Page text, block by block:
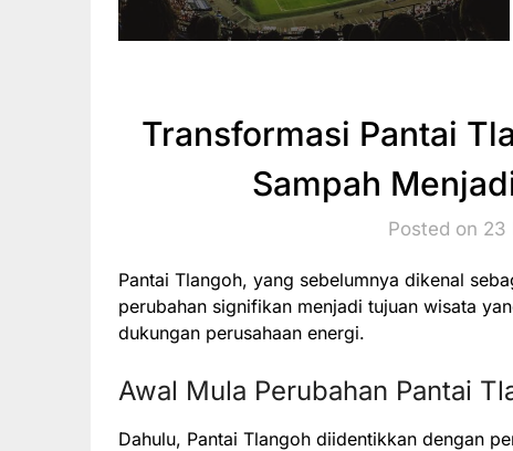
Transformasi Pantai
Sampah
Posted on 23
Pantai Tlangoh, yang sebelumnya dikenal
perubahan signifikan menjadi tujuan wisata
dukungan perusahaan energi.
Awal Mula Perubahan Pantai
Dahulu, Pantai Tlangoh diidentikkan dengan